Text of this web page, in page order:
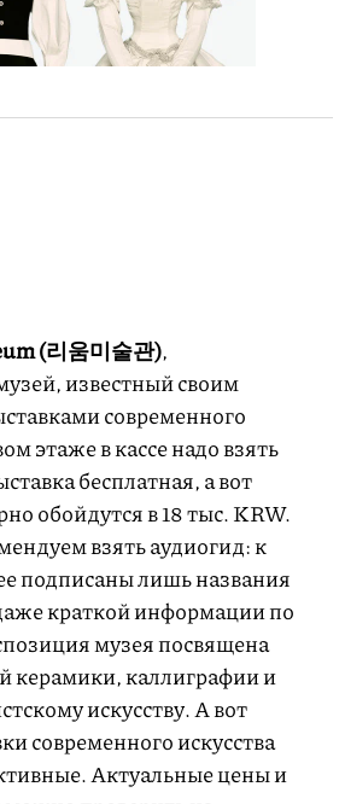
(리움미술관),
известный своим
современного
этаже в кассе надо взять
бесплатная, а вот
обойдутся в 18 тыс. KRW.
взять аудиогид: к
подписаны лишь названия
краткой информации по
музея посвящена
керамики, каллиграфии и
искусству. А вот
современного искусства
Актуальные цены и